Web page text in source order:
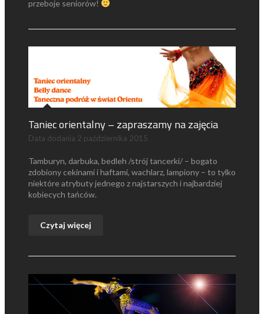
przeboje seniorów!
Taniec orientalny – zapraszamy na zajęcia
Data dodania 2 października 2015
Tamburyn, darbuka, bedleh /strój tancerki/ – bogato
zdobiony cekinami i haftami, wachlarz, lampiony – to tylko
niektóre atrybuty jednego z najstarszych i najbardziej
kobiecych tańców.
Czytaj więcej